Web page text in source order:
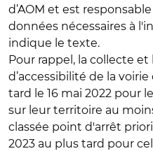
d’AOM et est
données nécessaires à
indique le texte.
Pour rappel, la collecte
d’accessibilité de la
tard le 16 mai 2022 pour
sur leur territoire au
classée point d'arrêt
2023 au plus tard pour